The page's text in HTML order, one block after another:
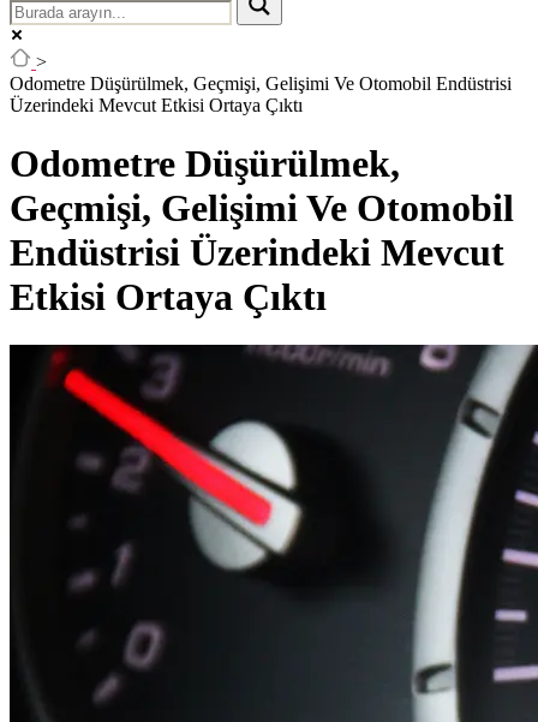
>
Odometre Düşürülmek, Geçmişi, Gelişimi Ve Otomobil Endüstrisi
Üzerindeki Mevcut Etkisi Ortaya Çıktı
Odometre Düşürülmek,
Geçmişi, Gelişimi Ve Otomobil
Endüstrisi Üzerindeki Mevcut
Etkisi Ortaya Çıktı